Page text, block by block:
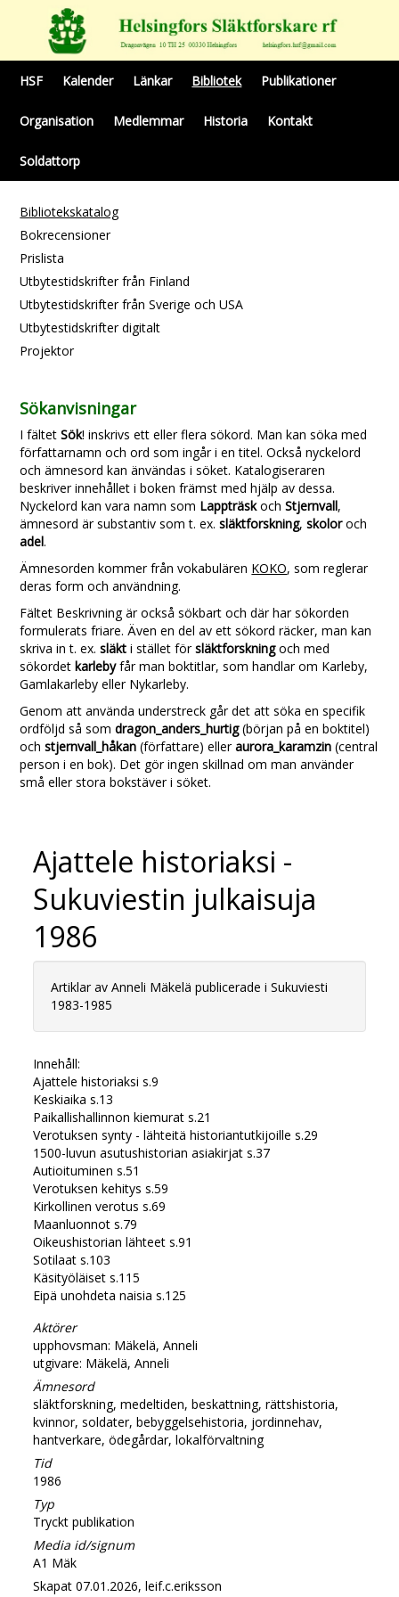
HSF Kalender Länkar Bibliotek Publikationer
Organisation Medlemmar Historia Kontakt
Soldattorp
Bibliotekskatalog
Bokrecensioner
Prislista
Utbytestidskrifter från Finland
Utbytestidskrifter från Sverige och USA
Utbytestidskrifter digitalt
Projektor
Sökanvisningar
I fältetSök! inskrivs ett eller flera sökord. Man kan söka med
författarnamn och ord som ingår i en titel. Också nyckelord
och ämnesord kan änvändas i söket. Katalogiseraren
beskriver innehållet i boken främst med hjälp av dessa.
Nyckelord kan vara namn som LappträskochStjernvall,
ämnesord är substantiv som t. ex.släktforskning,skoloroch
adel.
Ämnesorden kommer från vokabulären KOKO, som reglerar
deras form och användning.
Fältet Beskrivning är också sökbart och där har sökorden
formulerats friare. Även en del av ett sökord räcker, man kan
skriva in t. ex.släkti stället försläktforskningoch med
sökordetkarlebyfår man boktitlar, som handlar om Karleby,
Gamlakarleby eller Nykarleby.
Genom att använda understreck går det att söka en specifik
ordföljd så somdragon_anders_hurtig(början på en boktitel)
ochstjernvall_håkan (författare) elleraurora_karamzin (central
person i en bok). Det gör ingen skillnad om man använder
små eller stora bokstäver i söket.
Ajattele historiaksi -
Sukuviestin julkaisuja
1986
Artiklar av Anneli Mäkelä publicerade i Sukuviesti
1983-1985
Innehåll:
Ajattele historiaksi s.9
Keskiaika s.13
Paikallishallinnon kiemurat s.21
Verotuksen synty - lähteitä historiantutkijoille s.29
1500-luvun asutushistorian asiakirjat s.37
Autioituminen s.51
Verotuksen kehitys s.59
Kirkollinen verotus s.69
Maanluonnot s.79
Oikeushistorian lähteet s.91
Sotilaat s.103
Käsityöläiset s.115
Eipä unohdeta naisia s.125
Aktörer
upphovsman: Mäkelä, Anneli
utgivare: Mäkelä, Anneli
Ämnesord
släktforskning, medeltiden, beskattning, rättshistoria,
kvinnor, soldater, bebyggelsehistoria, jordinnehav,
hantverkare, ödegårdar, lokalförvaltning
Tid
1986
Typ
Tryckt publikation
Media id/signum
A1 Mäk
Skapat 07.01.2026, leif.c.eriksson